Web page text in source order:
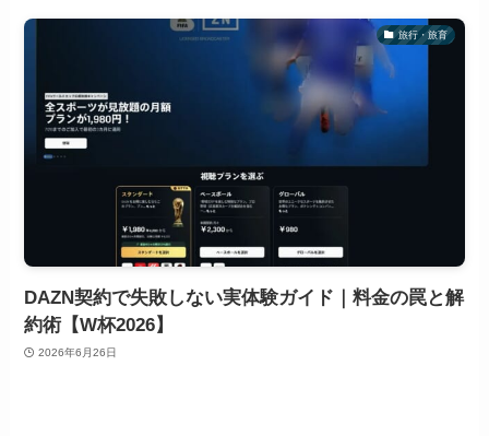
旅行・旅育
DAZN契約で失敗しない実体験ガイド｜料金の罠と解
約術【W杯2026】
2026年6月26日